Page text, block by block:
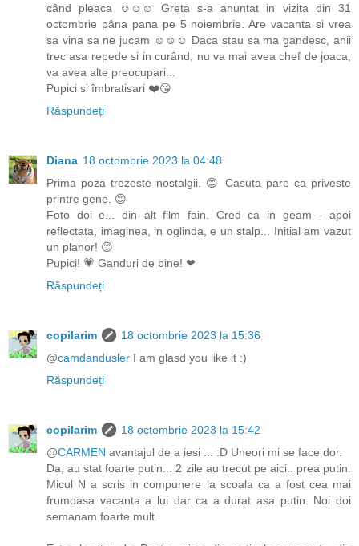
când pleaca ☺☺☺ Greta s-a anuntat in vizita din 31
octombrie pâna pana pe 5 noiembrie. Are vacanta si vrea
sa vina sa ne jucam ☺☺☺ Daca stau sa ma gandesc, anii
trec asa repede si in curând, nu va mai avea chef de joaca,
va avea alte preocupari...
Pupici si îmbratisari ❤️😘
Răspundeți
Diana 18 octombrie 2023 la 04:48
Prima poza trezeste nostalgii. 😊 Casuta pare ca priveste
printre gene. 😊
Foto doi e... din alt film fain. Cred ca in geam - apoi
reflectata, imaginea, in oglinda, e un stalp... Initial am vazut
un planor! 😊
Pupici! 💗 Ganduri de bine! ❤
Răspundeți
copilarim
18 octombrie 2023 la 15:36
@camdandusler I am glasd you like it :)
Răspundeți
copilarim
18 octombrie 2023 la 15:42
@CARMEN avantajul de a iesi ... :D Uneori mi se face dor.
Da, au stat foarte putin... 2 zile au trecut pe aici.. prea putin.
Micul N a scris in compunere la scoala ca a fost cea mai
frumoasa vacanta a lui dar ca a durat asa putin. Noi doi
semanam foarte mult.